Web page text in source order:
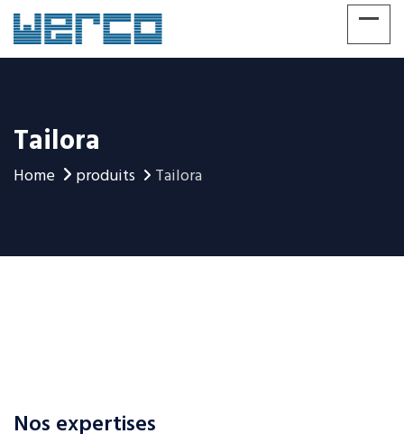
Tailora
Home produits Tailora
Nos expertises